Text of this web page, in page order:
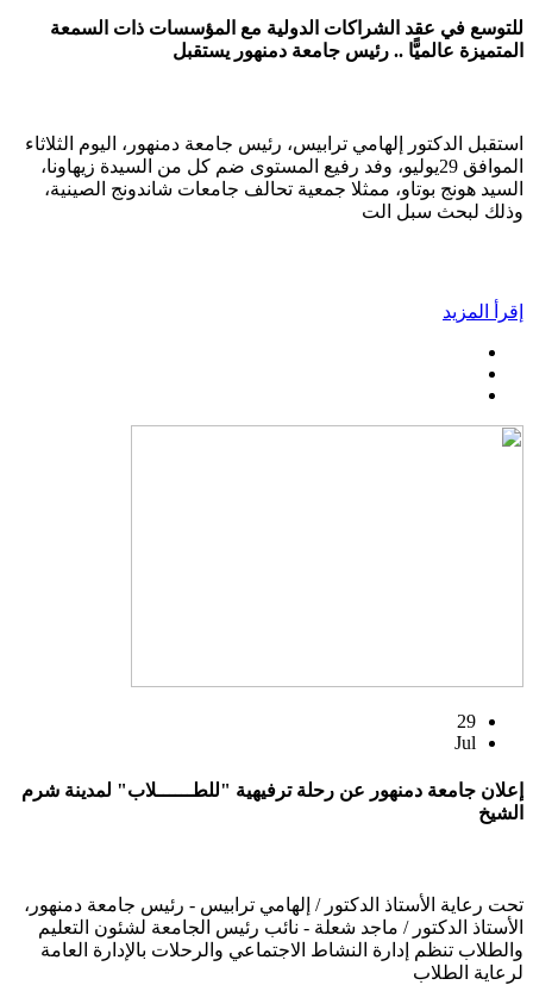
للتوسع في عقد الشراكات الدولية مع المؤسسات ذات السمعة
المتميزة عالميًّا .. رئيس جامعة دمنهور يستقبل
استقبل الدكتور إلهامي ترابيس، رئيس جامعة دمنهور، اليوم الثلاثاء
الموافق 29يوليو، وفد رفيع المستوى ضم كل من السيدة زيهاونا،
السيد هونج بوتاو، ممثلا جمعية تحالف جامعات شاندونج الصينية،
وذلك لبحث سبل الت
إقرأ المزيد
29
Jul
إعلان جامعة دمنهور عن رحلة ترفيهية "للطــــــلاب" لمدينة شرم
الشيخ
تحت رعاية الأستاذ الدكتور / إلهامي ترابيس - رئيس جامعة دمنهور،
الأستاذ الدكتور / ماجد شعلة - نائب رئيس الجامعة لشئون التعليم
والطلاب تنظم إدارة النشاط الاجتماعي والرحلات بالإدارة العامة
لرعاية الطلاب